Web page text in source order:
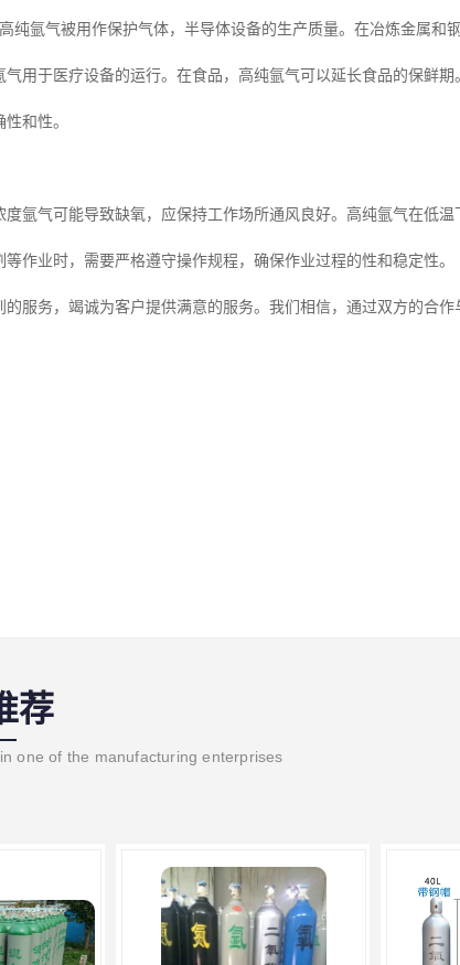
氩气被用作保护气体，半导体设备的生产质量。在冶炼金属和
用于医疗设备的运行。在食品，高纯氩气可以延长食品的保鲜期
和性。
氩气可能导致缺氧，应保持工作场所通风良好。高纯氩气在低温
作业时，需要严格遵守操作规程，确保作业过程的性和稳定性。
服务，竭诚为客户提供满意的服务。我们相信，通过双方的合作
荐
one of the manufacturing enterprises